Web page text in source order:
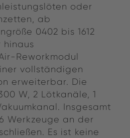
oder
ab
0402 bis 1612
hinaus
Reworkmodul
vollständigen
erweiterbar. Die
W, 2 Lötkanäle, 1
Insgesamt
Werkzeuge an der
Es ist keine